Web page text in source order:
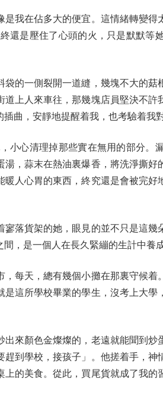
在佔多大的便宜。這情緒轉變得
還是壓住了心頭的火，只是默默等
一側裂開一道縫，幾塊不大的菇
上人來車往，那幾塊店員堅決不
曲，安靜地提醒着我，也考驗着我
心清理掉那些實在無用的部分。
，蒜末在熱油裏爆香，將洗淨撕
人心胃的東西，終究還是會被完
貨架的她，眼見的並不只是這幾
，是一個人在長久緊繃的生計中養
天，總有幾個小攤在那裏守候着
這所學校畢業的學生，沒考上大學
顏色金燦燦的，老遠就能聞到炒
到學校，接孩子」。他搓着手，神
的美食。從此，買尾貨就成了我的